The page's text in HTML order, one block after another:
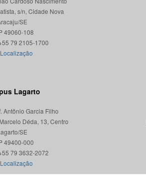
s/n, Cidade Nova
SE
49060-108
Localização
Lagarto
Antônio Garcia Filho
Déda, 13, Centro
SE
49400-000
Localização